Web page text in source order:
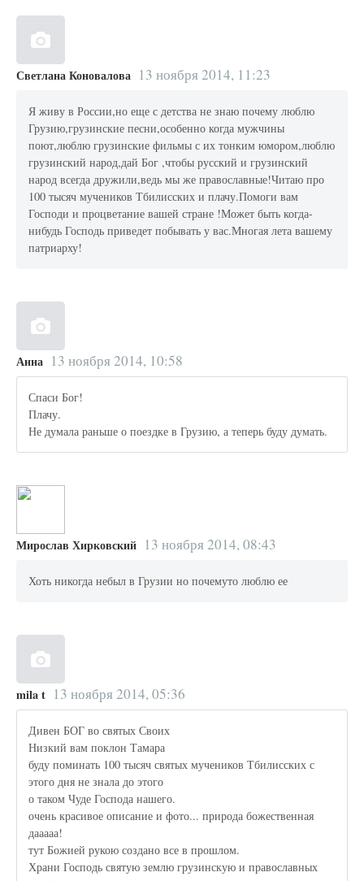
Светлана Коновалова 13 ноября 2014, 11:23
Я живу в России,но еще с детства не знаю почему люблю
Грузию,грузинские песни,особенно когда мужчины
поют,люблю грузинские фильмы с их тонким юмором,люблю
грузинский народ,дай Бог ,чтобы русский и грузинский
народ всегда дружили,ведь мы же православные!Читаю про
100 тысяч мучеников Тбилисских и плачу.Помоги вам
Господи и процветание вашей стране !Может быть когда-
нибудь Господь приведет побывать у вас.Многая лета вашему
патриарху!
Анна 13 ноября 2014, 10:58
Спаси Бог!
Плачу.
Не думала раньше о поездке в Грузию, а теперь буду думать.
Мирослав Хирковский 13 ноября 2014, 08:43
Хоть никогда небыл в Грузии но почемуто люблю ее
mila t 13 ноября 2014, 05:36
Дивен БОГ во святых Своих
Низкий вам поклон Тамара
буду поминать 100 тысяч святых мучеников Тбилисских с
этого дня не знала до этого
о таком Чуде Господа нашего.
очень красивое описание и фото... природа божественная
дааааа!
тут Божией рукою создано все в прошлом.
Храни Господь святую землю грузинскую и православных